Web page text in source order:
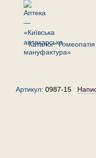
Каталог Гомеопатія
Стігмата
Артикул: 0987-15